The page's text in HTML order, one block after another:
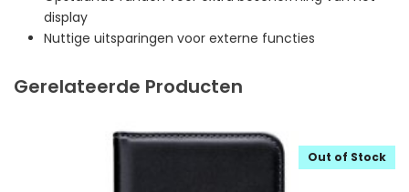
display
Nuttige uitsparingen voor externe functies
Gerelateerde Producten
Out of Stock